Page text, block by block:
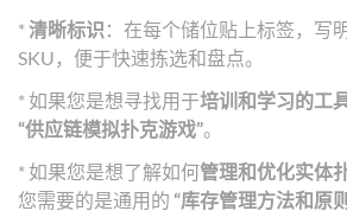
*清晰标识 ：在每个储位贴上标签，写
SKU，便于快速拣选和盘点。
* 如果您是想寻找用于培训和学习的工
“供应链模拟扑克游戏”。
* 如果您是想了解如何管理和优化实体
您需要的是通用的 “库存管理方法和原